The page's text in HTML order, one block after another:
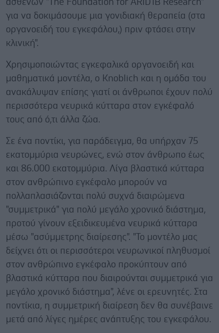
ασθενών "The Foundation for ARID1B Research"
για να δοκιμάσουμε μια γονιδιακή θεραπεία (στα
οργανοειδή του εγκεφάλου,) πριν φτάσει στην
κλινική".
Χρησιμοποιώντας εγκεφαλικά οργανοειδή και
μαθηματικά μοντέλα, ο Knoblich και η ομάδα του
ανακάλυψαν επίσης γιατί οι άνθρωποι έχουν πολύ
περισσότερα νευρικά κύτταρα στον εγκέφαλό
τους από ό,τι άλλα ζώα.
Σε ένα ποντίκι, για παράδειγμα, θα υπήρχαν 75
εκατομμύρια νευρώνες, ενώ στον άνθρωπο έως
και 86.000 εκατομμύρια. Λίγα βλαστικά κύτταρα
στον ανθρώπινο εγκέφαλο μπορούν να
πολλαπλασιάζονται πολύ συχνά διαιρώμενα
"συμμετρικά" για πολύ μεγάλο χρονικό διάστημα,
προτού γίνουν εξειδικευμένα νευρικά κύτταρα
μέσω "ασύμμετρης διαίρεσης". "Το μοντέλο μας
δείχνει ότι οι περισσότεροι νευρωνικοί πληθυσμοί
στον ανθρώπινο εγκέφαλο προκύπτουν από
βλαστικά κύτταρα που διαιρούνται συμμετρικά για
μεγάλο χρονικό διάστημα", λένε οι ερευνητές. Στα
ποντίκια, η συμμετρική διαίρεση δεν θα συνέβαινε
μετά από λίγες ημέρες ανάπτυξης του εγκεφάλου.